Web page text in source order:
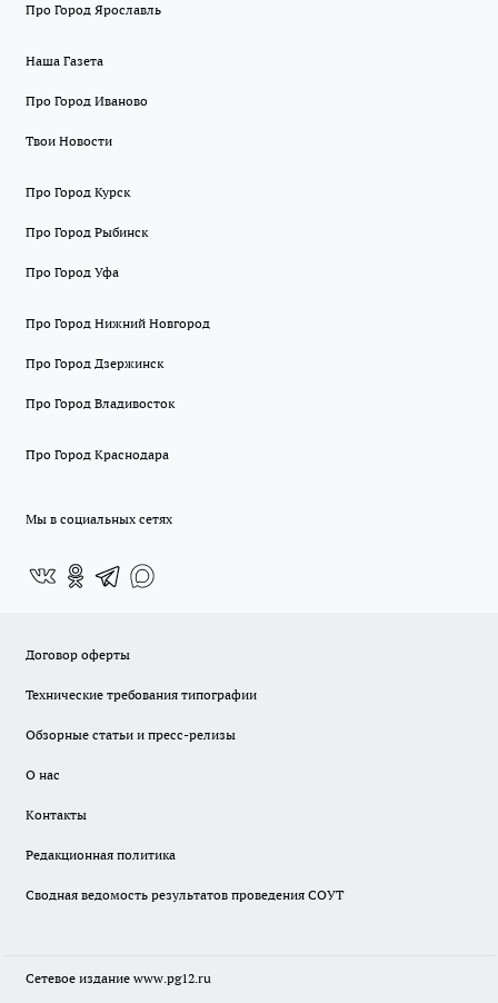
Про Город Ярославль
Наша Газета
Про Город Иваново
Твои Новости
Про Город Курск
Про Город Рыбинск
Про Город Уфа
Про Город Нижний Новгород
Про Город Дзержинск
Про Город Владивосток
Про Город Краснодара
Мы в социальных сетях
Договор оферты
Технические требования типографии
Обзорные статьи и пресс-релизы
О нас
Контакты
Редакционная политика
Сводная ведомость результатов проведения СОУТ
Сетевое издание www.pg12.ru